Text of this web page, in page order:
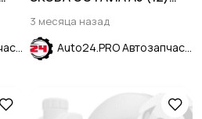
Auto24.PRO Автозапчасти
2004-2013
3 месяца назад
Auto24.PRO Автозапчасти